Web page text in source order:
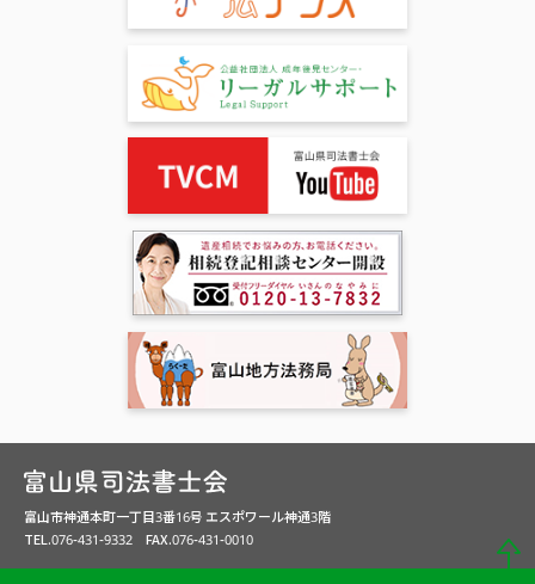
富山市神通本町一丁目3番16号 エスポワール神通3階
TEL.076-431-9332 FAX.076-431-0010